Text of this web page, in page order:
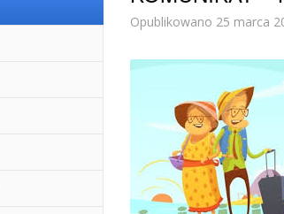
Opublikowano 25 marca